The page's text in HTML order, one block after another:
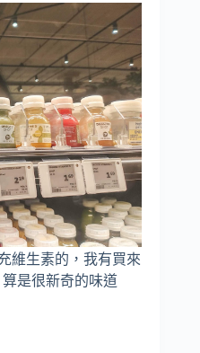
維生素的，我有買來
是很新奇的味道